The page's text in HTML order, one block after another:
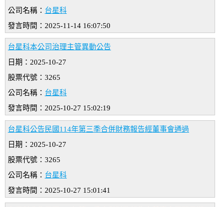
公司名稱： 台星科
發言時間：2025-11-14 16:07:50
台星科本公司治理主管異動公告
日期：2025-10-27
股票代號：3265
公司名稱： 台星科
發言時間：2025-10-27 15:02:19
台星科公告民國114年第三季合併財務報告經董事會通過
日期：2025-10-27
股票代號：3265
公司名稱： 台星科
發言時間：2025-10-27 15:01:41